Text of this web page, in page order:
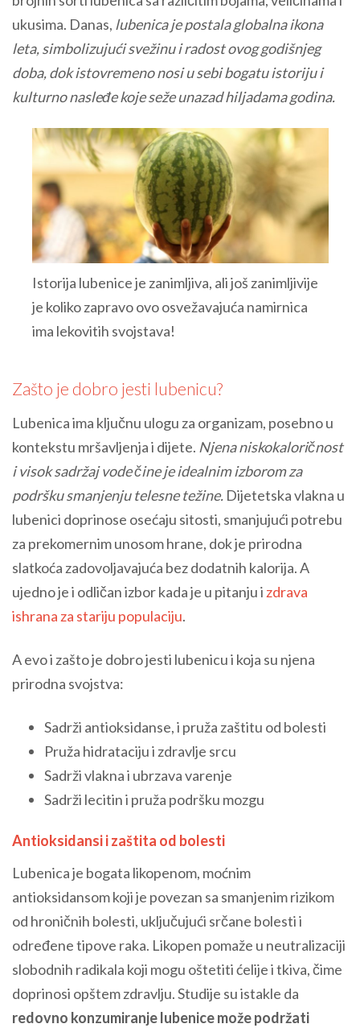
ukusima. Danas, lubenica je postala globalna ikona
leta, simbolizujući svežinu i radost ovog godišnjeg
doba, dok istovremeno nosi u sebi bogatu istoriju i
kulturno nasleđe koje seže unazad hiljadama godina.
Istorija lubenice je zanimljiva, ali još zanimljivije
je koliko zapravo ovo osvežavajuća namirnica
ima lekovitih svojstava!
Zašto je dobro jesti lubenicu?
Lubenica ima ključnu ulogu za organizam, posebno u
kontekstu mršavljenja i dijete. Njena niskokaloričnost
i visok sadržaj vode čine je idealnim izborom za
podršku smanjenju telesne težine. Dijetetska vlakna u
lubenici doprinose osećaju sitosti, smanjujući potrebu
za prekomernim unosom hrane, dok je prirodna
slatkoća zadovoljavajuća bez dodatnih kalorija. A
ujedno je i odličan izbor kada je u pitanju i zdrava
ishrana za stariju populaciju.
A evo i zašto je dobro jesti lubenicu i koja su njena
prirodna svojstva:
Sadrži antioksidanse, i pruža zaštitu od bolesti
Pruža hidrataciju i zdravlje srcu
Sadrži vlakna i ubrzava varenje
Sadrži lecitin i pruža podršku mozgu
Antioksidansi i zaštita od bolesti
Lubenica je bogata likopenom, moćnim
antioksidansom koji je povezan sa smanjenim rizikom
od hroničnih bolesti, uključujući srčane bolesti i
određene tipove raka. Likopen pomaže u neutralizaciji
slobodnih radikala koji mogu oštetiti ćelije i tkiva, čime
doprinosi opštem zdravlju. Studije su istakle da
redovno konzumiranje lubenice može podržati